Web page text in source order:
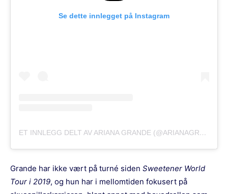
Se dette innlegget på Instagram
ET INNLEGG DELT AV ARIANA GRANDE (@ARIANAGRANDE)
Grande har ikke vært på turné siden Sweetener World
Tour i 2019, og hun har i mellomtiden fokusert på